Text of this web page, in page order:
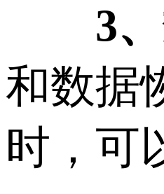
3、
和数据
时，可